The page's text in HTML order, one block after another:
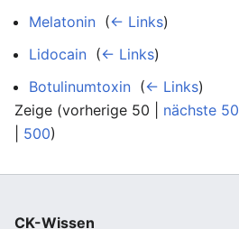
Melatonin (← Links)
Lidocain (← Links)
Botulinumtoxin (← Links)
Zeige (vorherige 50 nächste 50
500)
CK-Wissen